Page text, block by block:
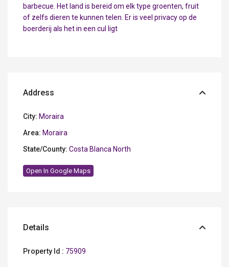
barbecue. Het land is bereid om elk type groenten, fruit
of zelfs dieren te kunnen telen. Er is veel privacy op de
boerderij als het in een cul ligt
Address
City: Moraira
Area: Moraira
State/County: Costa Blanca North
Open In Google Maps
Details
Property Id : 75909